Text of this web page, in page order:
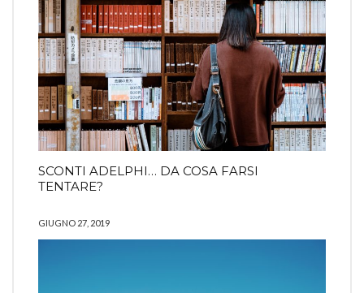
SCONTI ADELPHI… DA COSA FARSI
TENTARE?
GIUGNO 27, 2019